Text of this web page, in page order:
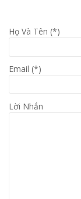
Họ Và Tên (*)
Email (*)
Lời Nhắn